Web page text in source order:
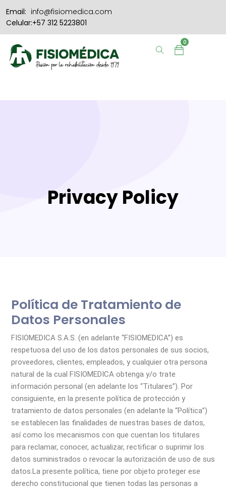
Email: info@fisiomedica.com
Celular:+57 312 5223801
0
Privacy Policy
Política de Tratamiento de
Datos Personales
FISIOMEDICA S.A.S. (en adelante “FISIOMEDICA”) es
respetuosa del uso de los datos personales de sus socios,
proveedores, clientes, empleados, y cualquier otra persona
natural de la cual FISIOMEDICA obtenga y/o trate
información personal (en adelante los “Titulares”). Por
consiguiente, en la presente política de protección y
tratamiento de datos personales (en adelante la “Política”)
se establecen las finalidades de nuestras bases de datos,
así como los mecanismos con que cuentan los titulares
para reclamar, conocer, actualizar, rectificar o suprimir los
datos suministrados o revocar la autorización de uso de sus
datos.La presente política, tiene por objeto proteger ese
derecho constitucional que tienen todas las personas a